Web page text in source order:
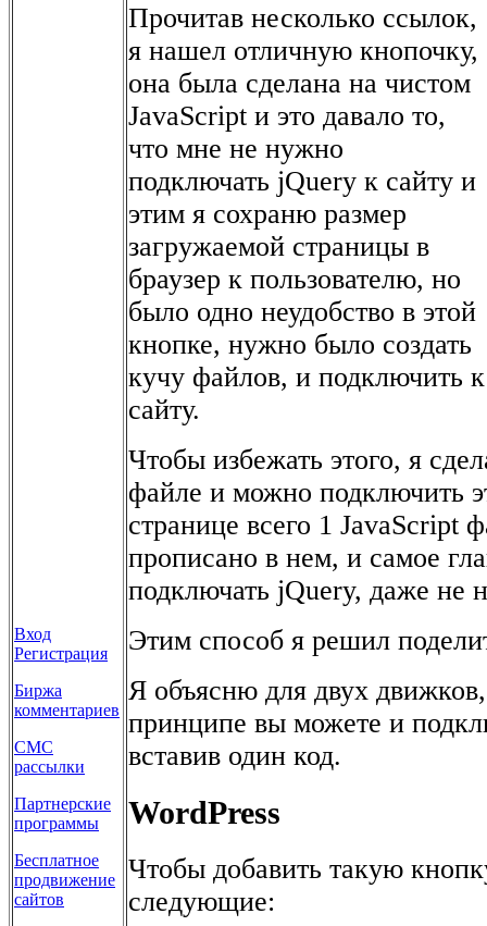
Вход
Регистрация
Биржа
комментариев
СМС
рассылки
Партнерские
программы
Бесплатное
продвижение
сайтов
Прочитав несколько ссылок,
я нашел отличную кнопочку,
она была сделана на чистом
JavaScript и это давало то,
что мне не нужно
подключать jQuery к сайту и
этим я сохраню размер
загружаемой страницы в
браузер к пользователю, но
было одно неудобство в этой
кнопке, нужно было создать
кучу файлов, и подключить к
сайту.
Чтобы избежать этого, я
файле и можно подключить
странице всего 1 JavaScript
прописано в нем, и самое
подключать jQuery, даже не
Этим способ я решил
Я объясню для двух
принципе вы можете и
вставив один код.
WordPress
Чтобы добавить такую
следующие: